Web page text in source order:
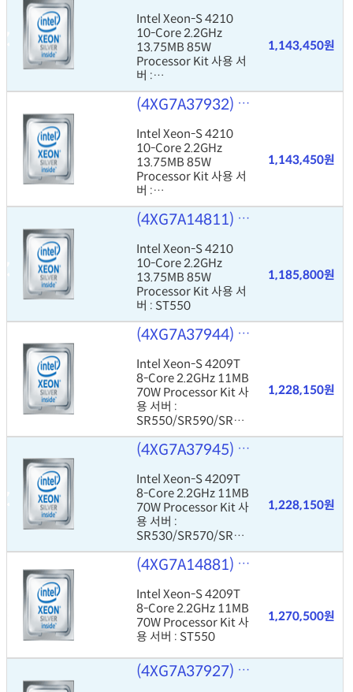
Intel Xeon-S 4210
10-Core 2.2GHz
13.75MB 85W
Processor Kit 사용 서
버 :
SR530/SR570/SR63
0
1,143,450원
(4XG7A37932) Intel Xeon-S
Intel Xeon-S 4210
10-Core 2.2GHz
13.75MB 85W
Processor Kit 사용 서
버 :
SR550/SR590/SR65
0
1,143,450원
(4XG7A14811) Intel Xeon-S
Intel Xeon-S 4210
10-Core 2.2GHz
13.75MB 85W
Processor Kit 사용 서
버 : ST550
1,185,800원
(4XG7A37944) Intel Xeon-S
Intel Xeon-S 4209T
8-Core 2.2GHz 11MB
70W Processor Kit 사
용 서버 :
SR550/SR590/SR65
0
1,228,150원
(4XG7A37945) Intel Xeon-S
Intel Xeon-S 4209T
8-Core 2.2GHz 11MB
70W Processor Kit 사
용 서버 :
SR530/SR570/SR63
0
1,228,150원
(4XG7A14881) Intel Xeon-S
Intel Xeon-S 4209T
8-Core 2.2GHz 11MB
70W Processor Kit 사
용 서버 : ST550
1,270,500원
(4XG7A37927) Intel Xeon-S